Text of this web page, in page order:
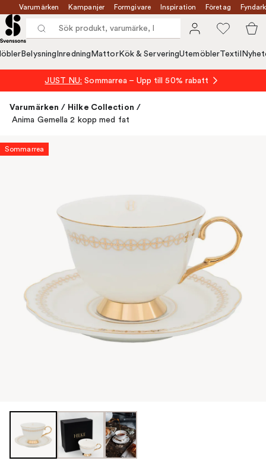
Varumärken Kampanjer Formgivare Inspiration Företag
Belysning Inredning MattorKök & ServeringUtemöblerTextil
JUST NU: Sommarrea – Upp till 50% rabatt
Varumärken / Hilke Collection /
Anima Gemella 2 kopp med fat
Sommarrea